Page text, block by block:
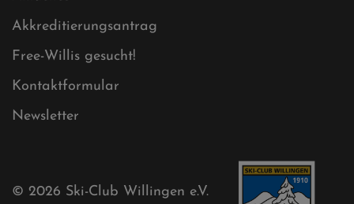
Sitemap XML
Cookies
Ski-Club
Mühlenkopfschanze
Akkreditierungsantrag